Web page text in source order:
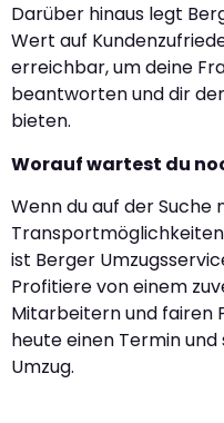
Darüber hinaus legt
Wert auf
erreichbar, um deine
beantworten und dir
bieten.
Worauf wartest du
Wenn du auf der Suche
ist Berger
Profitiere von einem
Mitarbeitern und fairen
heute einen Termin
Umzug.